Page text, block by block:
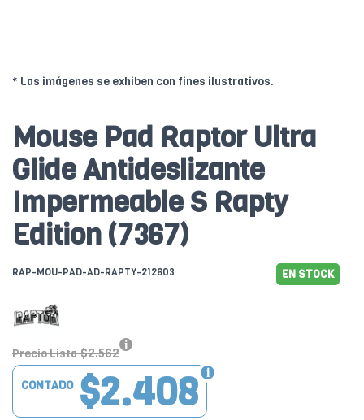
* Las imágenes se exhiben con fines ilustrativos.
Mouse Pad Raptor Ultra
Glide Antideslizante
Impermeable S Rapty
Edition (7367)
RAP-MOU-PAD-AD-RAPTY-212603 EN STOCK
Precio Lista $2.562
$2.408
CONTADO